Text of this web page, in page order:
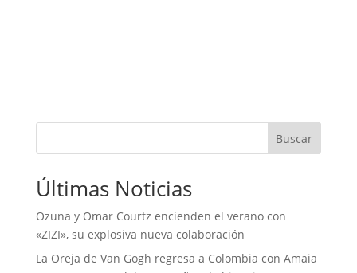
Buscar
Últimas Noticias
Ozuna y Omar Courtz encienden el verano con
«ZIZI», su explosiva nueva colaboración
La Oreja de Van Gogh regresa a Colombia con Amaia